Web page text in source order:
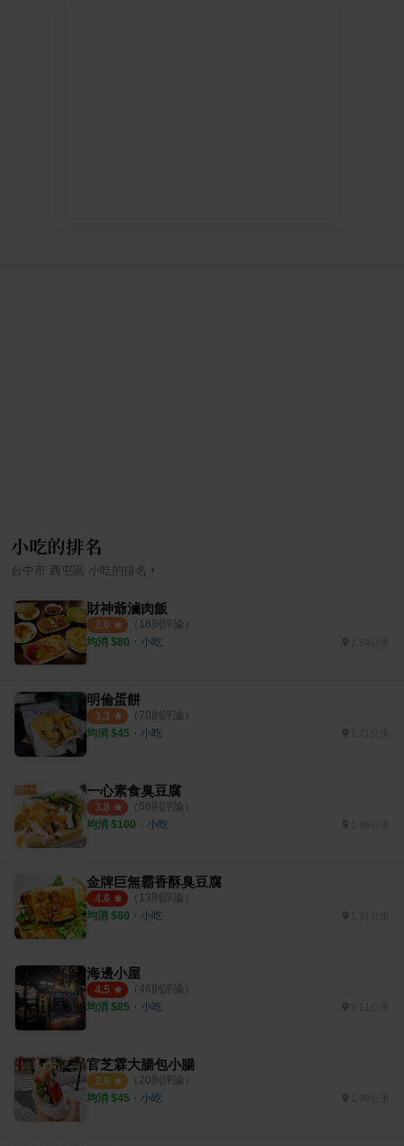
小吃的排名
台中市 西屯區 小吃 的排名 ›
財神爺滷肉飯
3.0 （ 18則評論）
均消 $80 ・ 小吃 1.54公里
明倫蛋餅
3.3 （ 70則評論）
均消 $45 ・ 小吃 1.71公里
一心素食臭豆腐
3.8 （ 58則評論）
均消 $100 ・ 小吃 1.86公里
金牌巨無霸香酥臭豆腐
4.6 （ 13則評論）
均消 $80 ・ 小吃 1.91公里
海邊小屋
4.5 （ 46則評論）
均消 $85 ・ 小吃 2.11公里
官芝霖大腸包小腸
2.0 （ 20則評論）
均消 $45 ・ 小吃 1.99公里